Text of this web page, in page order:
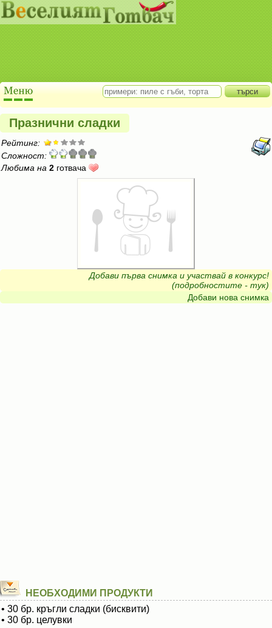
Празнични сладки
Рейтинг:
Сложност:
Любима на 2 готвача
Добави първа снимка и участвай в конкурс!
(подробностите - тук)
Добави нова снимка
НЕОБХОДИМИ ПРОДУКТИ
• 30 бр. кръгли сладки (бисквити)
• 30 бр. целувки